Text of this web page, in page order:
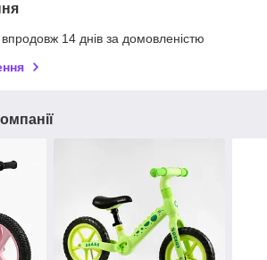
14 днів за домовленістю